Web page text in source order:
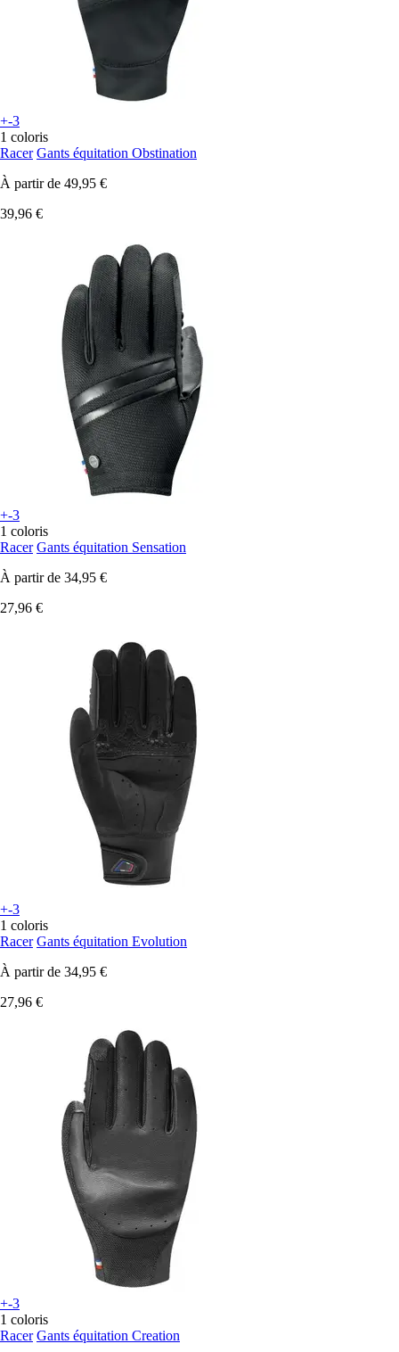
+-3
1 coloris
Racer Gants équitation Obstination
À partir de 49,95 €
39,96 €
+-3
1 coloris
Racer Gants équitation Sensation
À partir de 34,95 €
27,96 €
+-3
1 coloris
Racer Gants équitation Evolution
À partir de 34,95 €
27,96 €
+-3
1 coloris
Racer Gants équitation Creation